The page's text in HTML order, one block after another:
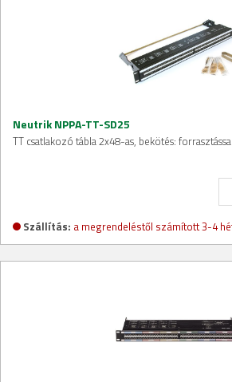
Neutrik NPPA-TT-SD25
TT csatlakozó tábla 2x48-as, bekötés:
Szállítás: a megrendeléstől számított 3-4